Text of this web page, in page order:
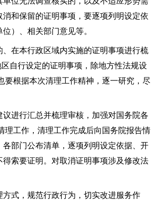
和保留的证明事项，要逐项列明设定依
）、相关部门意见等。
在本行政区域内实施的证明事项进行梳
自行设定的证明事项，除地方性法规设
根据本次清理工作精神，逐一研究，尽
进行汇总并梳理审核，加强对国务院各
理工作，清理工作完成后向国务院报告情
部门公布清单，逐项列明设定依据、开
索要证明。对取消证明事项涉及修改法
式，规范行政行为，切实改进服务作